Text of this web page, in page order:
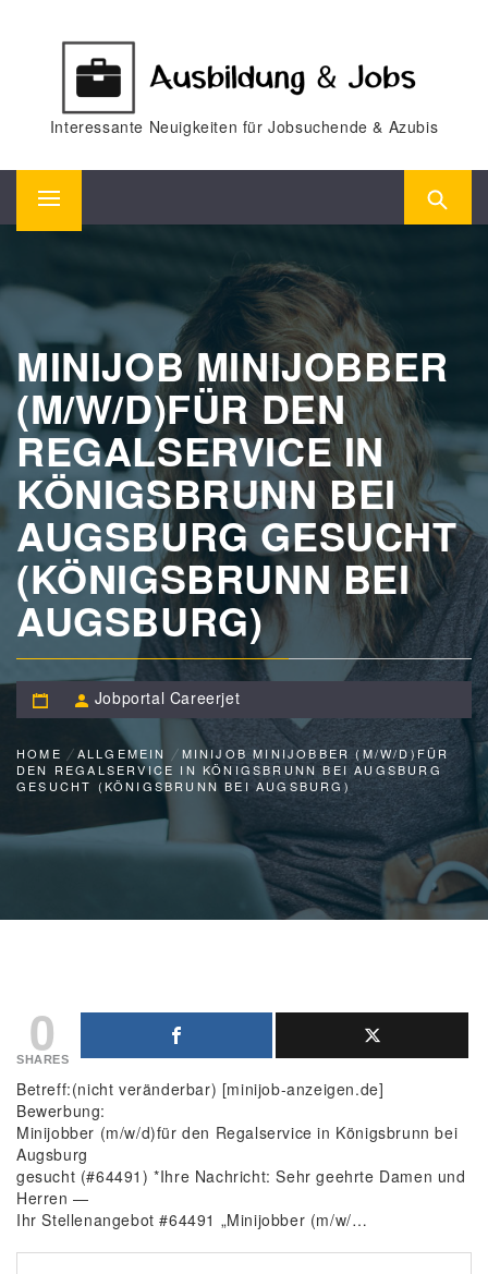
Interessante Neuigkeiten für Jobsuchende & Azubis
Primary
Menu
MINIJOB MINIJOBBER
(M/W/D)FÜR DEN
REGALSERVICE IN
KÖNIGSBRUNN BEI
AUGSBURG GESUCHT
(KÖNIGSBRUNN BEI
AUGSBURG)
Jobportal Careerjet
HOME ALLGEMEIN
MINIJOB MINIJOBBER (M/W/D)FÜR
DEN REGALSERVICE IN KÖNIGSBRUNN BEI AUGSBURG
GESUCHT (KÖNIGSBRUNN BEI AUGSBURG)
0
SHARES
Betreff:(nicht veränderbar) [minijob-anzeigen.de]
Bewerbung:
Minijobber (m/w/d)für den Regalservice in Königsbrunn bei
Augsburg
gesucht (#64491) *Ihre Nachricht: Sehr geehrte Damen und
Herren —
Ihr Stellenangebot #64491 „Minijobber (m/w/…